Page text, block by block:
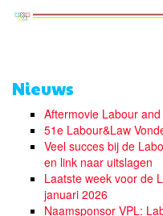
Nieuws
Aftermovie Labour
51e Labour&Law
Veel succes bij de
en link naar uitslagen
Laatste week voor de
januari 2026
Naamsponsor VPL: